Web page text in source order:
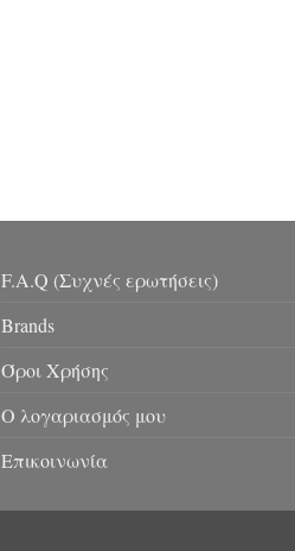
F.A.Q (Συχνές ερωτήσεις)
Brands
Όροι Χρήσης
Ο λογαριασμός μου
Επικοινωνία